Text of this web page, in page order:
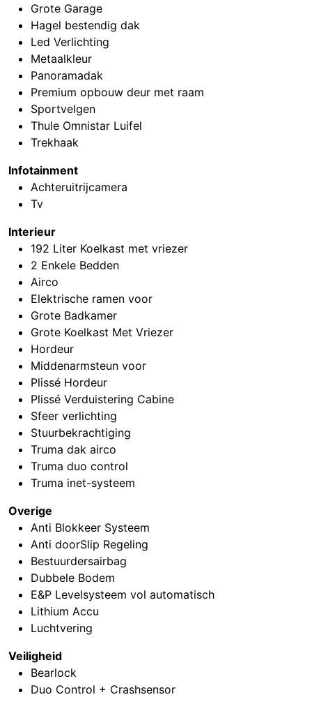
Grote Garage
Hagel bestendig dak
Led Verlichting
Metaalkleur
Panoramadak
Premium opbouw deur met raam
Sportvelgen
Thule Omnistar Luifel
Trekhaak
Infotainment
Achteruitrijcamera
Tv
Interieur
192 Liter Koelkast met vriezer
2 Enkele Bedden
Airco
Elektrische ramen voor
Grote Badkamer
Grote Koelkast Met Vriezer
Hordeur
Middenarmsteun voor
Plissé Hordeur
Plissé Verduistering Cabine
Sfeer verlichting
Stuurbekrachtiging
Truma dak airco
Truma duo control
Truma inet-systeem
Overige
Anti Blokkeer Systeem
Anti doorSlip Regeling
Bestuurdersairbag
Dubbele Bodem
E&P Levelsysteem vol automatisch
Lithium Accu
Luchtvering
Veiligheid
Bearlock
Duo Control + Crashsensor